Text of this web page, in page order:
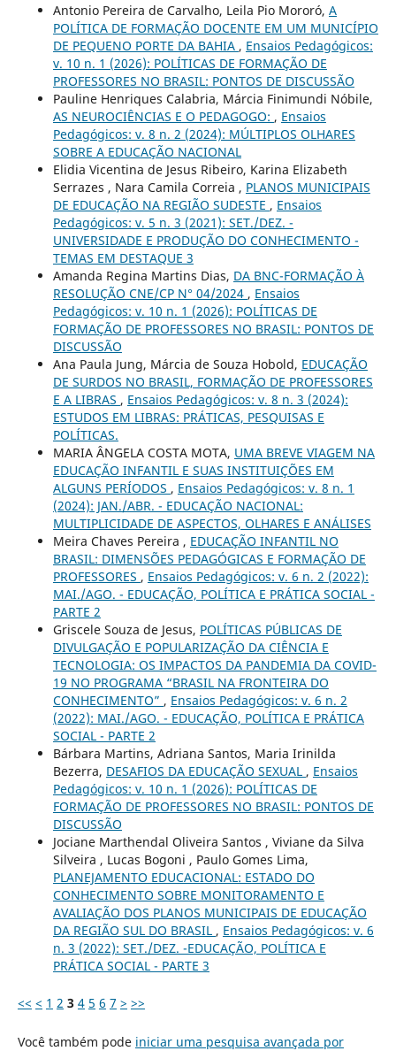
Antonio Pereira de Carvalho, Leila Pio Mororó, A
POLÍTICA DE FORMAÇÃO DOCENTE EM UM MUNICÍPIO
DE PEQUENO PORTE DA BAHIA , Ensaios Pedagógicos:
v. 10 n. 1 (2026): POLÍTICAS DE FORMAÇÃO DE
PROFESSORES NO BRASIL: PONTOS DE DISCUSSÃO
Pauline Henriques Calabria, Márcia Finimundi Nóbile,
AS NEUROCIÊNCIAS E O PEDAGOGO: , Ensaios
Pedagógicos: v. 8 n. 2 (2024): MÚLTIPLOS OLHARES
SOBRE A EDUCAÇÃO NACIONAL
Elidia Vicentina de Jesus Ribeiro, Karina Elizabeth
Serrazes , Nara Camila Correia , PLANOS MUNICIPAIS
DE EDUCAÇÃO NA REGIÃO SUDESTE , Ensaios
Pedagógicos: v. 5 n. 3 (2021): SET./DEZ. -
UNIVERSIDADE E PRODUÇÃO DO CONHECIMENTO -
TEMAS EM DESTAQUE 3
Amanda Regina Martins Dias, DA BNC-FORMAÇÃO À
RESOLUÇÃO CNE/CP N° 04/2024 , Ensaios
Pedagógicos: v. 10 n. 1 (2026): POLÍTICAS DE
FORMAÇÃO DE PROFESSORES NO BRASIL: PONTOS DE
DISCUSSÃO
Ana Paula Jung, Márcia de Souza Hobold, EDUCAÇÃO
DE SURDOS NO BRASIL, FORMAÇÃO DE PROFESSORES
E A LIBRAS , Ensaios Pedagógicos: v. 8 n. 3 (2024):
ESTUDOS EM LIBRAS: PRÁTICAS, PESQUISAS E
POLÍTICAS.
MARIA ÂNGELA COSTA MOTA, UMA BREVE VIAGEM NA
EDUCAÇÃO INFANTIL E SUAS INSTITUIÇÕES EM
ALGUNS PERÍODOS , Ensaios Pedagógicos: v. 8 n. 1
(2024): JAN./ABR. - EDUCAÇÃO NACIONAL:
MULTIPLICIDADE DE ASPECTOS, OLHARES E ANÁLISES
Meira Chaves Pereira , EDUCAÇÃO INFANTIL NO
BRASIL: DIMENSÕES PEDAGÓGICAS E FORMAÇÃO DE
PROFESSORES , Ensaios Pedagógicos: v. 6 n. 2 (2022):
MAI./AGO. - EDUCAÇÃO, POLÍTICA E PRÁTICA SOCIAL -
PARTE 2
Griscele Souza de Jesus, POLÍTICAS PÚBLICAS DE
DIVULGAÇÃO E POPULARIZAÇÃO DA CIÊNCIA E
TECNOLOGIA: OS IMPACTOS DA PANDEMIA DA COVID-
19 NO PROGRAMA “BRASIL NA FRONTEIRA DO
CONHECIMENTO” , Ensaios Pedagógicos: v. 6 n. 2
(2022): MAI./AGO. - EDUCAÇÃO, POLÍTICA E PRÁTICA
SOCIAL - PARTE 2
Bárbara Martins, Adriana Santos, Maria Irinilda
Bezerra, DESAFIOS DA EDUCAÇÃO SEXUAL , Ensaios
Pedagógicos: v. 10 n. 1 (2026): POLÍTICAS DE
FORMAÇÃO DE PROFESSORES NO BRASIL: PONTOS DE
DISCUSSÃO
Jociane Marthendal Oliveira Santos , Viviane da Silva
Silveira , Lucas Bogoni , Paulo Gomes Lima,
PLANEJAMENTO EDUCACIONAL: ESTADO DO
CONHECIMENTO SOBRE MONITORAMENTO E
AVALIAÇÃO DOS PLANOS MUNICIPAIS DE EDUCAÇÃO
DA REGIÃO SUL DO BRASIL , Ensaios Pedagógicos: v. 6
n. 3 (2022): SET./DEZ. -EDUCAÇÃO, POLÍTICA E
PRÁTICA SOCIAL - PARTE 3
<< < 1 2 3 4 5 6 7 > >>
Você também pode iniciar uma pesquisa avançada por